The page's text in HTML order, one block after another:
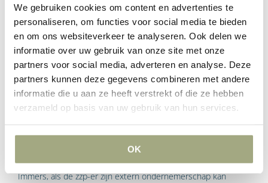
We gebruiken cookies om content en advertenties te
personaliseren, om functies voor social media te bieden
en om ons websiteverkeer te analyseren. Ook delen we
informatie over uw gebruik van onze site met onze
partners voor social media, adverteren en analyse. Deze
partners kunnen deze gegevens combineren met andere
informatie die u aan ze heeft verstrekt of die ze hebben
verzameld op basis van uw gebruik van hun services.
OK
ondernemersfaciliteiten).
In een wetsvoorstel (‘VBAR’) speelde extern
ondernemerschap (C+) pas een rol als aan de hand van de
andere toetsingscriteria niet kon worden bepaald of er sprake
was van een arbeidsovereenkomst of een overeenkomst van
opdracht. Nu wijkt de Hoge Raad hier dus van af.
Daarnaast heeft de uitspraak tot gevolg dat wanneer de
van werknemers) dat dit niet hoeft te betekenen dat er
waarschijnlijk sprake is van een verkapt dienstverband.
Immers, als de zzp-er zijn extern ondernemerschap kan